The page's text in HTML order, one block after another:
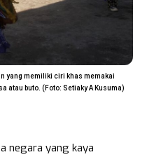
yang memiliki ciri khas memakai
atau buto. (Foto: Setiaky A Kusuma)
negara yang kaya